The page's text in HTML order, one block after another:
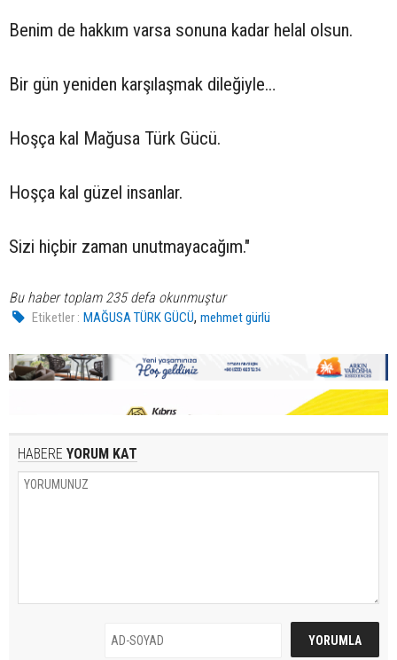
Benim de hakkım varsa sonuna kadar helal olsun.
Bir gün yeniden karşılaşmak dileğiyle…
Hoşça kal Mağusa Türk Gücü.
Hoşça kal güzel insanlar.
Sizi hiçbir zaman unutmayacağım."
Bu haber toplam 235 defa okunmuştur
Etiketler : MAĞUSA TÜRK GÜCÜ,mehmet gürlü
HABERE YORUM KAT